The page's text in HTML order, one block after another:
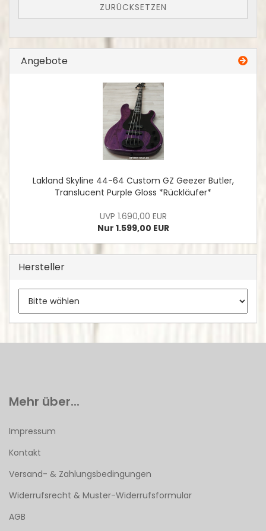
ZURÜCKSETZEN
Angebote
Lakland Skyline 44-64 Custom GZ Geezer Butler,
Translucent Purple Gloss *Rückläufer*
UVP 1.690,00 EUR
Nur 1.599,00 EUR
Hersteller
Mehr über...
Impressum
Kontakt
Versand- & Zahlungsbedingungen
Widerrufsrecht & Muster-Widerrufsformular
AGB